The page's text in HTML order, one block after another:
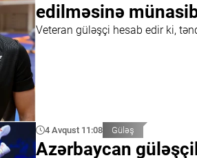
edilməsinə
Veteran güləşçi hesab edir ki,
4 Avqust 11:08 Güləş
Azərbaycan